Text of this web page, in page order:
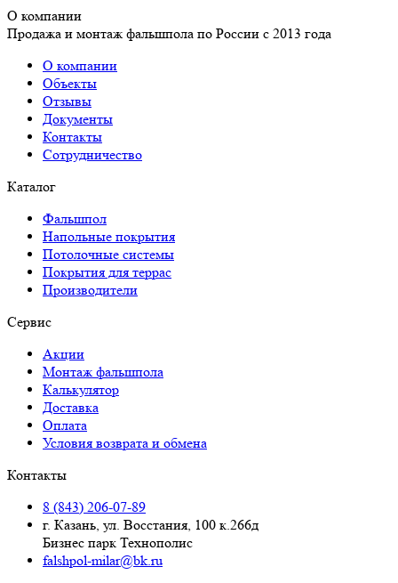
О компании
Продажа и монтаж фальшпола по России с 2013 года
О компании
Объекты
Отзывы
Документы
Контакты
Сотрудничество
Каталог
Фальшпол
Напольные покрытия
Потолочные системы
Покрытия для террас
Производители
Сервис
Акции
Монтаж фальшпола
Калькулятор
Доставка
Оплата
Условия возврата и обмена
Контакты
8 (843) 206-07-89
г. Казань, ул. Восстания, 100 к.266д
Бизнес парк Технополис
falshpol-milar@bk.ru